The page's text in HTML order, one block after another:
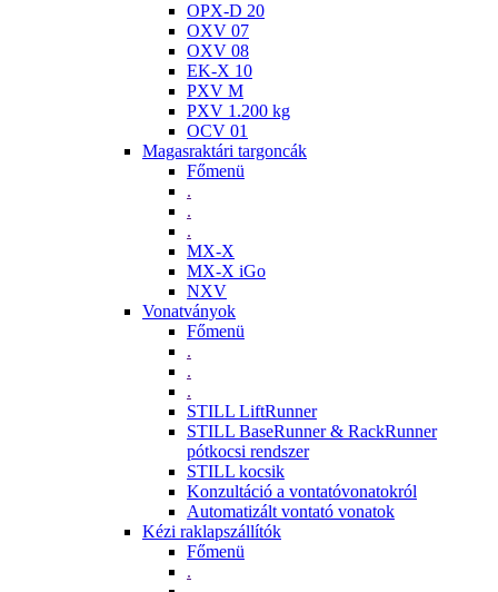
OPX-D 20
OXV 07
OXV 08
EK-X 10
PXV M
PXV 1.200 kg
OCV 01
Magasraktári targoncák
Főmenü
.
.
.
MX-X
MX-X iGo
NXV
Vonatványok
Főmenü
.
.
.
STILL LiftRunner
STILL BaseRunner & RackRunner
pótkocsi rendszer
STILL kocsik
Konzultáció a vontatóvonatokról
Automatizált vontató vonatok
Kézi raklapszállítók
Főmenü
.